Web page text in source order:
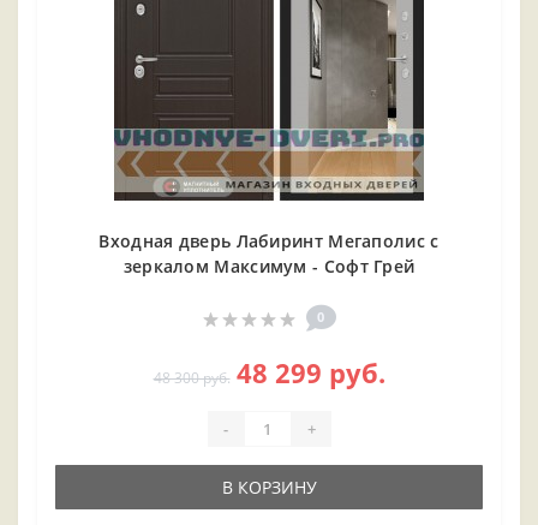
Входная дверь Лабиринт Мегаполис с
зеркалом Максимум - Софт Грей
0
48 300 руб. 48 299 руб.
- +
В КОРЗИНУ